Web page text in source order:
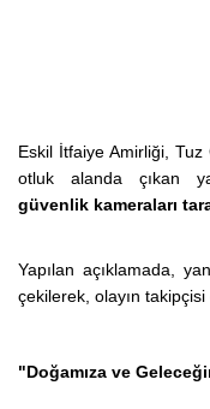
Eskil İtfaiye Amirliği,
otluk alanda çıkan
güvenlik kameraları
Yapılan açıklamada,
çekilerek, olayın takipçisi
"Doğamıza ve